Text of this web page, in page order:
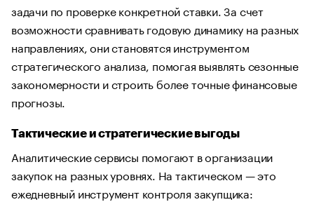
задачи по проверке конкретной ставки. За счет
возможности сравнивать годовую динамику на разных
направлениях, они становятся инструментом
стратегического анализа, помогая выявлять сезонные
закономерности и строить более точные финансовые
прогнозы.
Тактические и стратегические выгоды
Аналитические сервисы помогают в организации
закупок на разных уровнях. На тактическом — это
ежедневный инструмент контроля закупщика: